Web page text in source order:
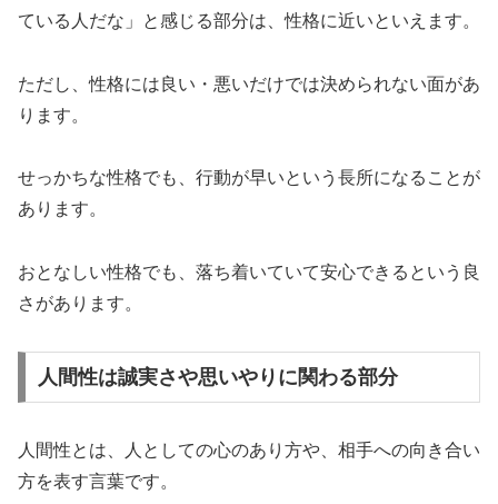
ている人だな」と感じる部分は、性格に近いといえます。
ただし、性格には良い・悪いだけでは決められない面があ
ります。
せっかちな性格でも、行動が早いという長所になることが
あります。
おとなしい性格でも、落ち着いていて安心できるという良
さがあります。
人間性は誠実さや思いやりに関わる部分
人間性とは、人としての心のあり方や、相手への向き合い
方を表す言葉です。